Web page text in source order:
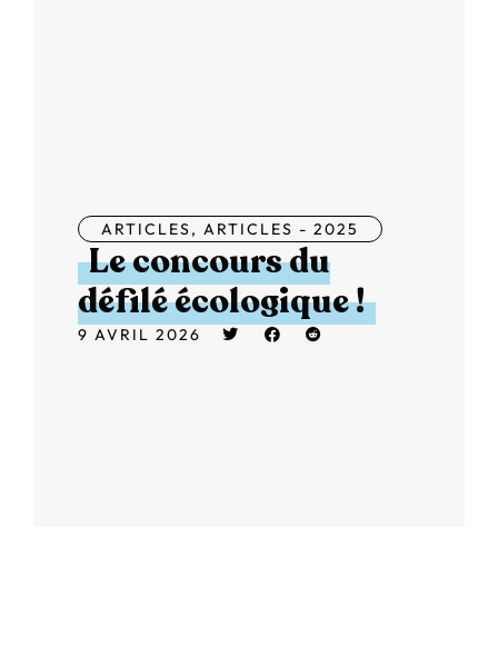
ARTICLES, ARTICLES - 2025
Le concours du
défilé écologique !
9 AVRIL 2026